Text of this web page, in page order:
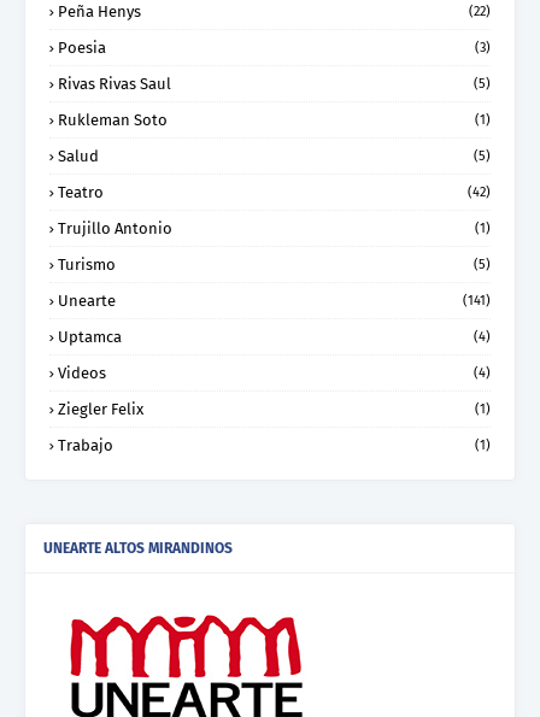
Peña Henys (22)
Poesia (3)
Rivas Rivas Saul (5)
Rukleman Soto (1)
Salud (5)
Teatro (42)
Trujillo Antonio (1)
Turismo (5)
Unearte (141)
Uptamca (4)
Videos (4)
Ziegler Felix (1)
Trabajo (1)
UNEARTE ALTOS MIRANDINOS